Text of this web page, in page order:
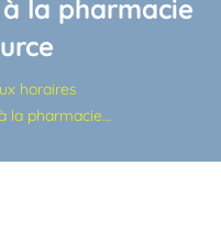
la pharmacie
horaires
la pharmacie…